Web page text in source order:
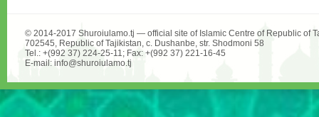
© 2014-2017 Shuroiulamo.tj — official site of Islamic Centre of Republic of
702545, Republic of Tajikistan, c. Dushanbe, str. Shodmoni 58
Tel.: +(992 37) 224-25-11; Fax: +(992 37) 221-16-45
E-mail: info@shuroiulamo.tj